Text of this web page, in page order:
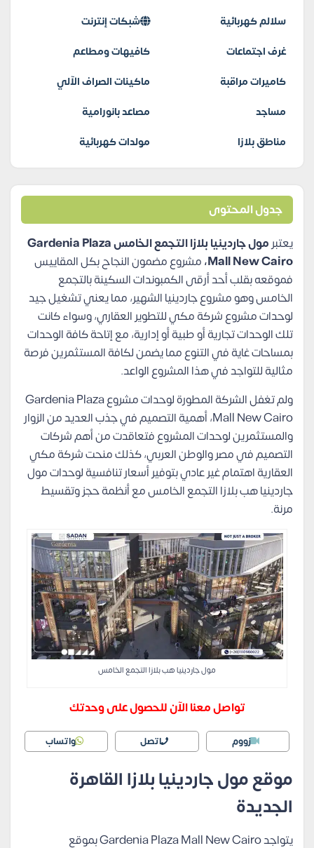
سلالم كهربائية
شبكات إنترنت
غرف اجتماعات
كافيهات ومطاعم
كاميرات مراقبة
ماكينات الصراف الآلي
مساجد
مصاعد بانورامية
مناطق بلازا
مولدات كهربائية
جدول المحتوى
يعتبر
مول جاردينيا بلازا التجمع الخامس Gardenia Plaza
Mall New Cairo، مشروع مضمون النجاح بكل المقاييس
فموقعه بقلب أحد أرقى الكمبوندات السكينة بالتجمع
الخامس وهو مشروع جاردينيا الشهير، مما يعني تشغيل جيد
لوحدات مشروع شركة مكي للتطوير العقاري، وسواء كانت
تلك الوحدات تجارية أو طبية أو إدارية، مع إتاحة كافة الوحدات
بمساحات غاية في التنوع مما يضمن لكافة المستثمرين فرصة
مثالية للتواجد في هذا المشروع الواعد.
ولم تغفل الشركة المطورة لوحدات مشروع Gardenia Plaza
Mall New Cairo، أهمية التصميم في جذب العديد من الزوار
والمستثمرين لوحدات المشروع فتعاقدت من أهم شركات
التصميم في مصر والوطن العربي، كذلك منحت شركة مكي
العقارية اهتمام غير عادي بتوفير أسعار تنافسية لوحدات مول
جاردينيا هب بلازا التجمع الخامس مع أنظمة حجز وتقسيط
مرنة.
مول جاردينيا هب بلازا التجمع الخامس
تواصل معنا الآن للحصول على وحدتك
زووم اتصل واتساب
موقع مول جاردينيا بلازا القاهرة
الجديدة
يتواجد Gardenia Plaza Mall New Cairo بموقع